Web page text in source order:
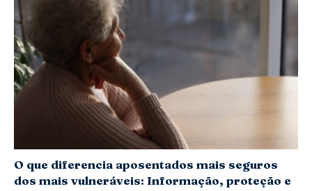
O que diferencia aposentados mais seguros
dos mais vulneráveis: Informação, proteção e